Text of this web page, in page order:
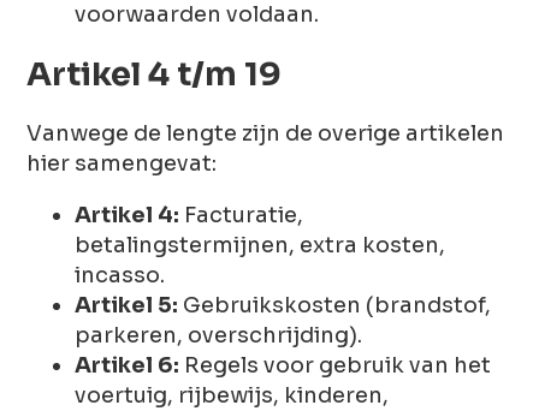
voorwaarden voldaan.
Artikel 4 t/m 19
Vanwege de lengte zijn de overige artikelen
hier samengevat:
Artikel 4: Facturatie,
betalingstermijnen, extra kosten,
incasso.
Artikel 5: Gebruikskosten (brandstof,
parkeren, overschrijding).
Artikel 6: Regels voor gebruik van het
voertuig, rijbewijs, kinderen,